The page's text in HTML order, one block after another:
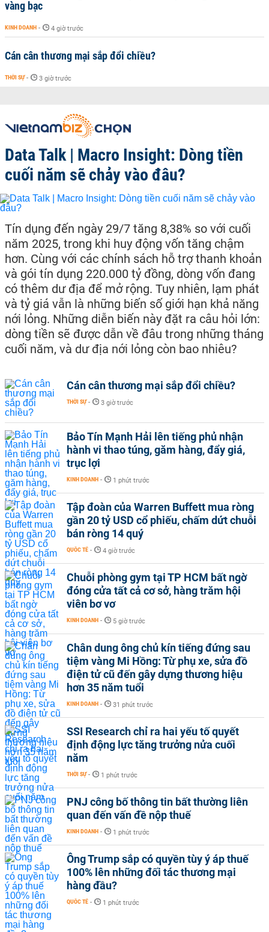
vàng bạc
KINH DOANH - 4 giờ trước
Cán cân thương mại sắp đổi chiều?
THỜI SỰ - 3 giờ trước
Data Talk | Macro Insight: Dòng tiền
cuối năm sẽ chảy vào đâu?
Tín dụng đến ngày 29/7 tăng 8,38% so với cuối
năm 2025, trong khi huy động vốn tăng chậm
hơn. Cùng với các chính sách hỗ trợ thanh khoản
và gói tín dụng 220.000 tỷ đồng, dòng vốn đang
có thêm dư địa để mở rộng. Tuy nhiên, lạm phát
và tỷ giá vẫn là những biến số giới hạn khả năng
nới lỏng. Những diễn biến này đặt ra câu hỏi lớn:
dòng tiền sẽ được dẫn về đâu trong những tháng
cuối năm, và dư địa nới lỏng còn bao nhiêu?
Cán cân thương mại sắp đổi chiều?
THỜI SỰ - 3 giờ trước
Bảo Tín Mạnh Hải lên tiếng phủ nhận
hành vi thao túng, găm hàng, đẩy giá,
trục lợi
KINH DOANH - 1 phút trước
Tập đoàn của Warren Buffett mua ròng
gần 20 tỷ USD cổ phiếu, chấm dứt chuỗi
bán ròng 14 quý
QUỐC TẾ - 4 giờ trước
Chuỗi phòng gym tại TP HCM bất ngờ
đóng cửa tất cả cơ sở, hàng trăm hội
viên bơ vơ
KINH DOANH - 5 giờ trước
Chân dung ông chủ kín tiếng đứng sau
tiệm vàng Mi Hồng: Từ phụ xe, sửa đồ
điện tử cũ đến gây dựng thương hiệu
hơn 35 năm tuổi
KINH DOANH - 31 phút trước
SSI Research chỉ ra hai yếu tố quyết
định động lực tăng trưởng nửa cuối
năm
THỜI SỰ - 1 phút trước
PNJ công bố thông tin bất thường liên
quan đến vấn đề nộp thuế
KINH DOANH - 1 phút trước
Ông Trump sắp có quyền tùy ý áp thuế
100% lên những đối tác thương mại
hàng đầu?
QUỐC TẾ - 1 phút trước